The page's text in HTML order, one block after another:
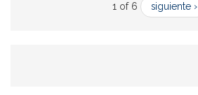
1 of 6 siguiente ›